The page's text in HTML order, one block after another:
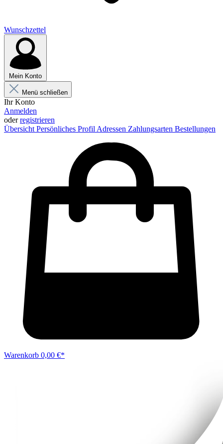
Wunschzettel
Mein Konto
Menü schließen
Ihr Konto
Anmelden
oderregistrieren
Übersicht Persönliches Profil Adressen Zahlungsarten Bestellungen
Warenkorb 0,00 €*